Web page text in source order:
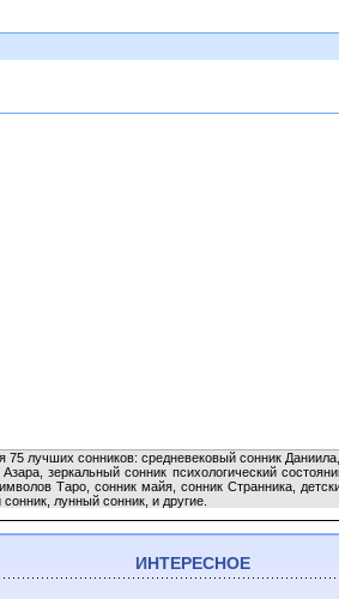
лучших сонников: средневековый сонник
зеркальный сонник психологический
Таро, сонник майя, сонник Странника,
лунный сонник, и другие.
ИНТЕРЕСНОЕ